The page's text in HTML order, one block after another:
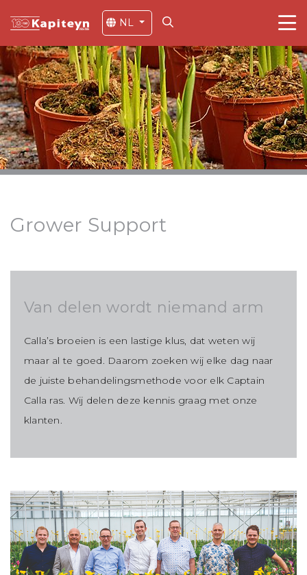
NL
Grower Support
Van delen wordt niemand arm
Calla’s broeien is een lastige klus, dat weten wij
maar al te goed. Daarom zoeken wij elke dag naar
de juiste behandelingsmethode voor elk Captain
Calla ras. Wij delen deze kennis graag met onze
klanten.